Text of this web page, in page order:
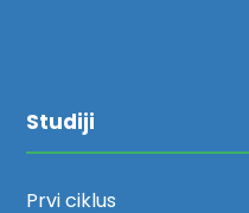
Studiji
Prvi ciklus